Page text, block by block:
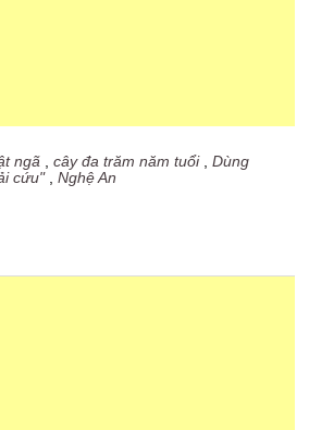
ngã ,cây đa trăm năm tuổi,Dùng
cứu",Nghệ An